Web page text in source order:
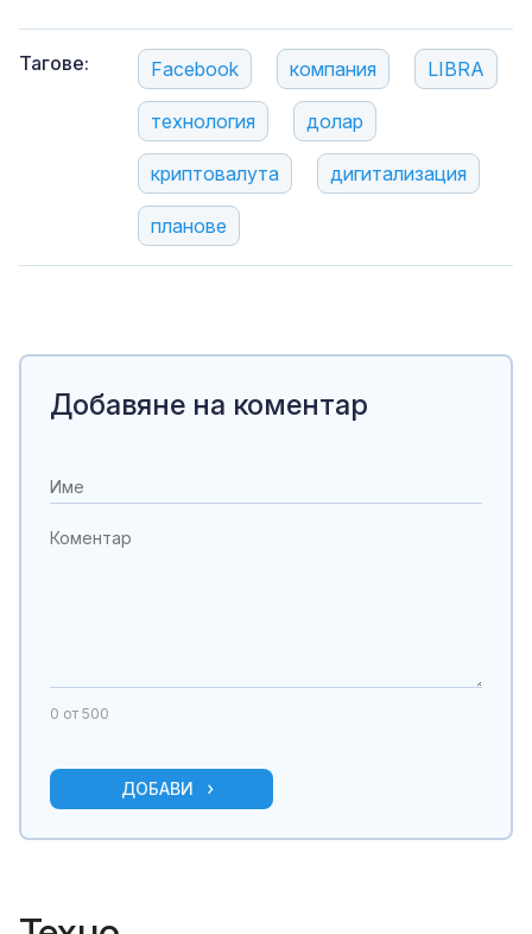
Тагове: Facebook компания LIBRA
технология долар
криптовалута дигитализация
планове
Добавяне на коментар
0 от 500
ДОБАВИ